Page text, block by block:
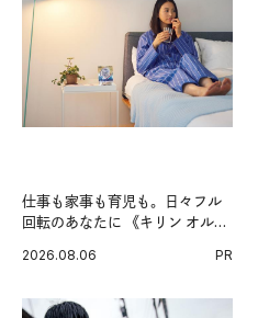
仕事も家事も育児も。日々フル
回転のあなたに 《キリン オルニ
2026.08.06 PR